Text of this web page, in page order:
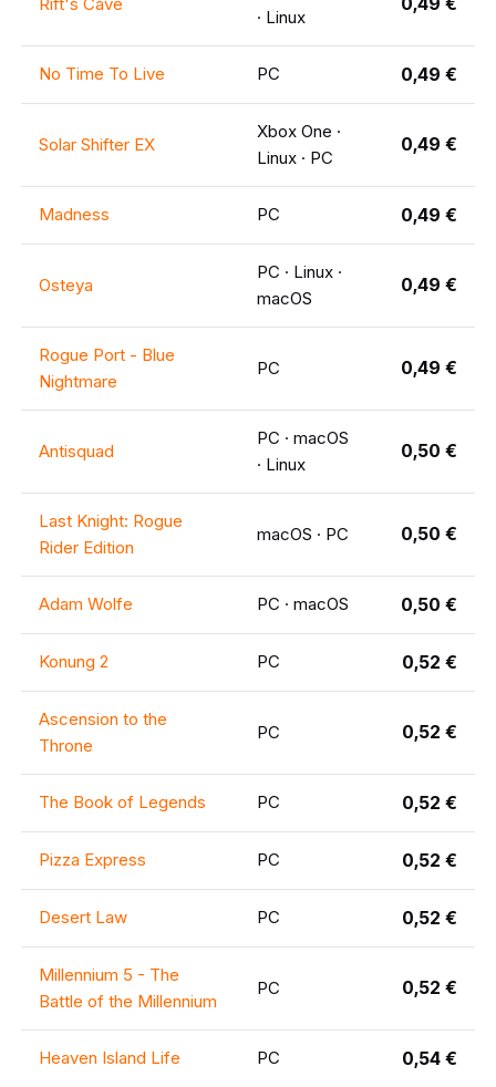
· Linux
No Time To Live PC 0,49 €
Solar Shifter EX
Xbox One ·
Linux · PC
0,49 €
Madness PC 0,49 €
Osteya
PC · Linux ·
macOS
0,49 €
Rogue Port - Blue
Nightmare
PC 0,49 €
Antisquad
PC · macOS
· Linux
0,50 €
Last Knight: Rogue
Rider Edition
macOS · PC 0,50 €
Adam Wolfe PC · macOS 0,50 €
Konung 2 PC 0,52 €
Ascension to the
Throne
PC 0,52 €
The Book of Legends PC 0,52 €
Pizza Express PC 0,52 €
Desert Law PC 0,52 €
Millennium 5 - The
Battle of the Millennium
PC 0,52 €
Heaven Island Life PC 0,54 €